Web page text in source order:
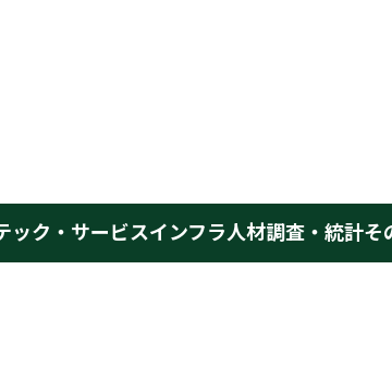
ック・サービスインフラ人材調査・統計そ